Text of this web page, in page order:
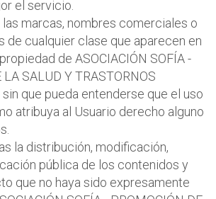
el servicio.
marcas, nombres comerciales o
de cualquier clase que aparecen en
de ASOCIACIÓN SOFÍA -
LA SALUD Y TRASTORNOS
sin que pueda entenderse que el uso
atribuya al Usuario derecho alguno
la distribución, modificación,
pública de los contenidos y
que no haya sido expresamente